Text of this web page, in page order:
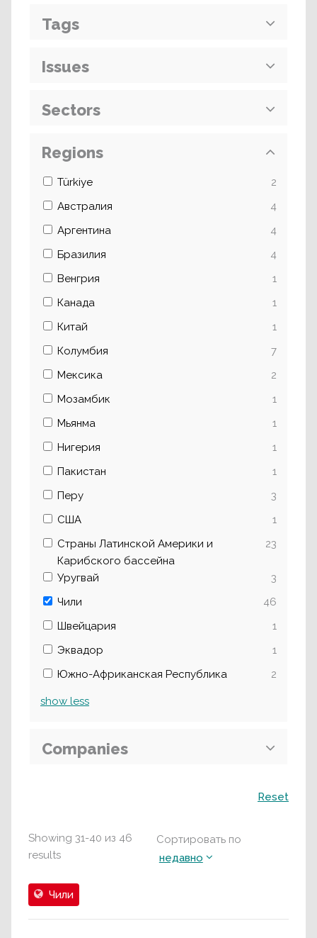
Showing 31-40 из 46
results
Сортировать по
недавно
Чили
Tags
Issues
Sectors
Regions
Türkiye
2
Австралия
4
Аргентина
4
Бразилия
4
Венгрия
1
Канада
1
Китай
1
Колумбия
7
Мексика
2
Мозамбик
1
Мьянма
1
Нигерия
1
Пакистан
1
Перу
3
США
1
Страны Латинской Америки и
Карибского бассейна
23
Уругвай
3
Чили
46
Швейцария
1
Эквадор
1
Южно-Африканская Республика
2
show less
Companies
Reset